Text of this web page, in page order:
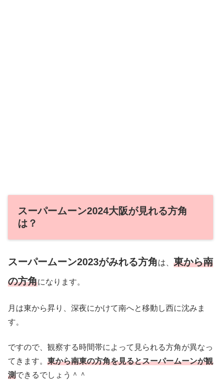
スーパームーン2024大阪が見れる方角
は？
スーパームーン2023がみれる方角は、 東から南
の方角になります。
月は東から昇り、深夜にかけて南へと移動し西に沈みま
す。
ですので、観察する時間帯によって見られる方角が異なっ
てきます。 東から南東の方角を見るとスーパームーンが観
測できるでしょう＾＾